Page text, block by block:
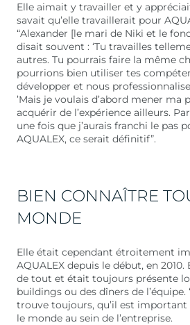
Elle aimait y travailler et y
savait qu’elle travaillerait pour
“Alexander [le mari de Niki et le
disait souvent : ‘Tu travailles
autres. Tu pourrais faire la même
pourrions bien utiliser tes
développer et nous
’Mais je voulais d’abord mener ma
acquérir de l’expérience ailleurs.
une fois que j’aurais franchi le pas
AQUALEX, ce serait définitif”.
BIEN CONNAÎTRE
MONDE
Elle était cependant étroitement
AQUALEX depuis le début, en 2010.
de tout et était toujours présente
buildings ou des dîners de l’équipe.
trouve toujours, qu’il est
le monde au sein de l’entreprise.